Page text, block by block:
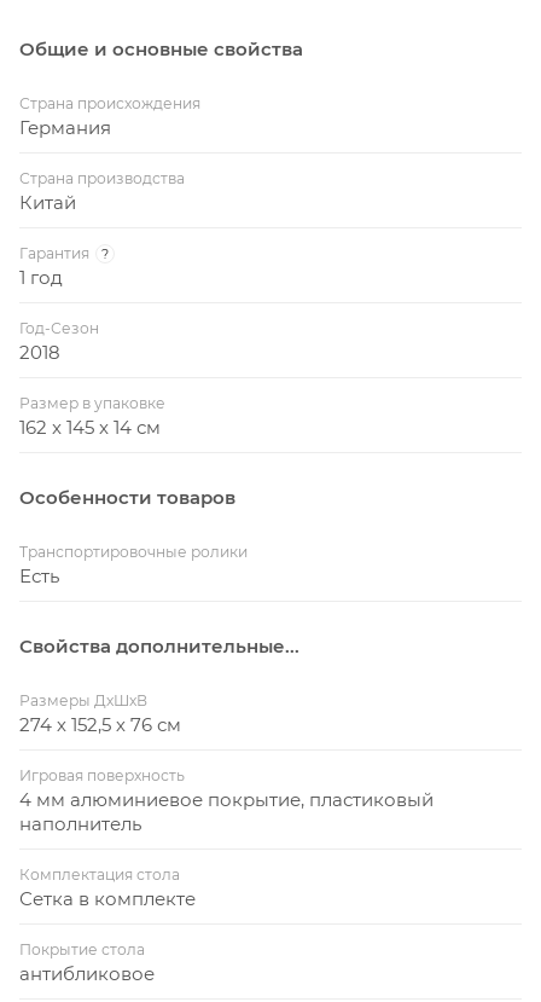
Защитная кант плиты: есть
фиксаторами
Размеры в сложенном состоянии 152 x 62 x 15 см
Вес в упаковке: 61 кг
Размер упаковки: 162 x 145 x 14 см
Страна изготовления: Китай
Общие и основные свойства
Страна происхождения
Германия
Страна производства
Китай
Гарантия ?
1 год
Год-Сезон
2018
Размер в упаковке
162 x 145 x 14 см
Особенности товаров
Транспортировочные ролики
Есть
Свойства дополнительные...
Размеры ДхШхВ
274 х 152,5 х 76 см
Игровая поверхность
4 мм алюминиевое покрытие, пластиковый
наполнитель
Комплектация стола
Сетка в комплекте
Покрытие стола
антибликовое